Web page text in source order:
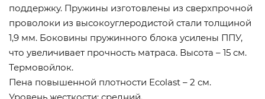
поддержку. Пружины изготовлены из сверхпрочной
проволоки из высокоуглеродистой стали толщиной
1,9 мм. Боковины пружинного блока усилены ППУ,
что увеличивает прочность матраса. Высота – 15 см.
Термовойлок.
Пена повышенной плотности Ecolast – 2 см.